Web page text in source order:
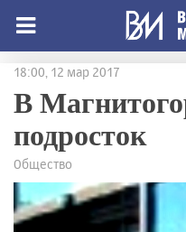
18:00, 12 мар 2017
В
подросток
Общество